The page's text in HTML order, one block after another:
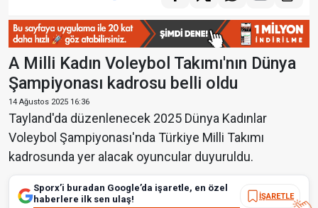
A Milli Kadın Voleybol Takımı'nın Dünya
Şampiyonası kadrosu belli oldu
14 Ağustos 2025 16:36
Tayland'da düzenlenecek 2025 Dünya Kadınlar
Voleybol Şampiyonası'nda Türkiye Milli Takımı
kadrosunda yer alacak oyuncular duyuruldu.
Sporx’i buradan Google’da işaretle, en özel
haberlere ilk sen ulaş!
İŞARETLE